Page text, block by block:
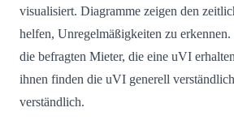
visualisiert. Diagramme zeigen den
helfen, Unregelmäßigkeiten zu erkennen.
die befragten Mieter, die eine uVI
ihnen finden die uVI generell
verständlich.